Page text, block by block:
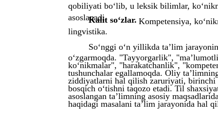
qobiliyati bo‘lib, u leksik bilimlar,
asoslanadi.Kalit so‘zlar. Kompetensiya,
lingvistika.
So‘nggi o‘n yillikda ta’lim
o‘zgarmoqda. "Tayyorgarlik",
ko‘nikmalar", "harakatchanlik",
tushunchalar egallamoqda. Oliy
ziddiyatlarni hal qilish zaruriyati, birinchi
bosqich o‘tishni taqozo etadi. Til
asoslangan ta’limning asosiy
haqidagi masalani ta’lim jarayonida hal